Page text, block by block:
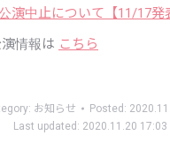
演中止について【11/17発
演情報は こちら
お知らせ Posted:
Last updated: 2020.11.20 17:03